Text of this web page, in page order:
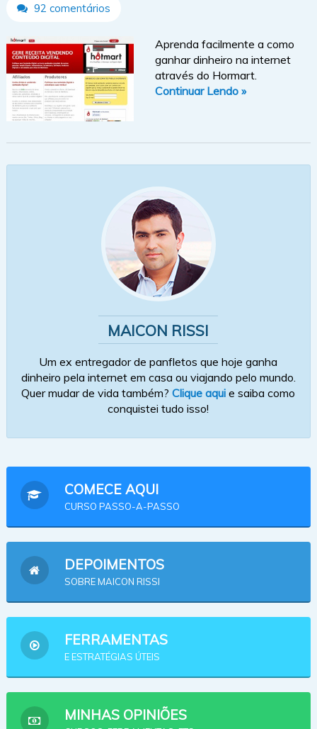
92 comentários
Aprenda facilmente a como
ganhar dinheiro na internet
através do Hormart.
Continuar Lendo »
MAICON RISSI
Um ex entregador de panfletos que hoje ganha
dinheiro pela internet em casa ou viajando pelo mundo.
Quer mudar de vida também?Clique aqui e saiba como
conquistei tudo isso!
COMECE AQUI
CURSO PASSO-A-PASSO
DEPOIMENTOS
SOBRE MAICON RISSI
FERRAMENTAS
E ESTRATÉGIAS ÚTEIS
MINHAS OPINIÕES